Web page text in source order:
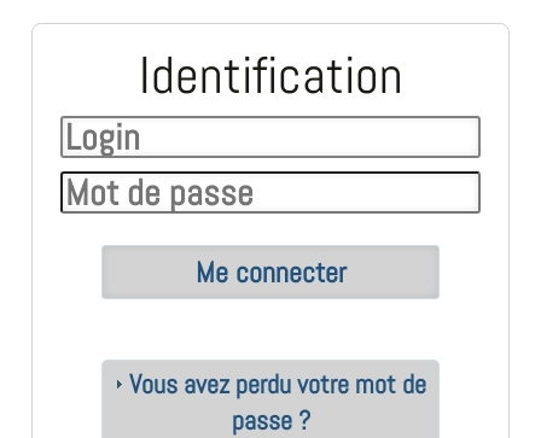
Identification
Vous avez perdu votre mot de
passe ?